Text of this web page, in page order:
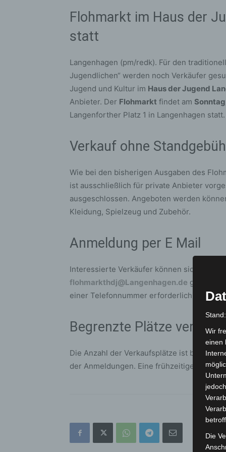
Flohmarkt im Haus der
statt
Langenhagen (pm/redk). Für den
Jugendlichen“ werden noch Verkäufer
Jugend und Kultur im Haus der Jugend
Anbieter. Der Flohmarkt findet am
Langenforther Platz 1 in Langenhagen statt.
Verkauf ohne
Wie bei den bisherigen Ausgaben des
ist ausschließlich für private Anbieter
ausgeschlossen. Angeboten werden
Kleidung, Spielzeug und Zubehör.
Anmeldung per E Mail
Interessierte Verkäufer können sich
flohmarkthdj@Langenhagen.de gesendet
einer Telefonnummer erforderlich.
Begrenzte Plätze
Die Anzahl der Verkaufsplätze ist
der Anmeldungen. Eine frühzeitige
Wir
einen
Die